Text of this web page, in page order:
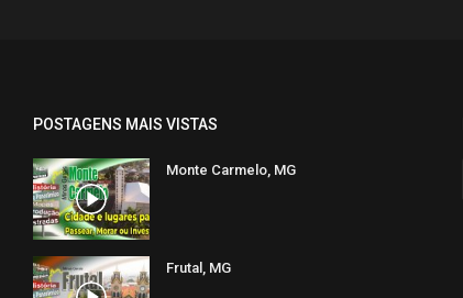
POSTAGENS MAIS VISTAS
Monte Carmelo, MG
Frutal, MG